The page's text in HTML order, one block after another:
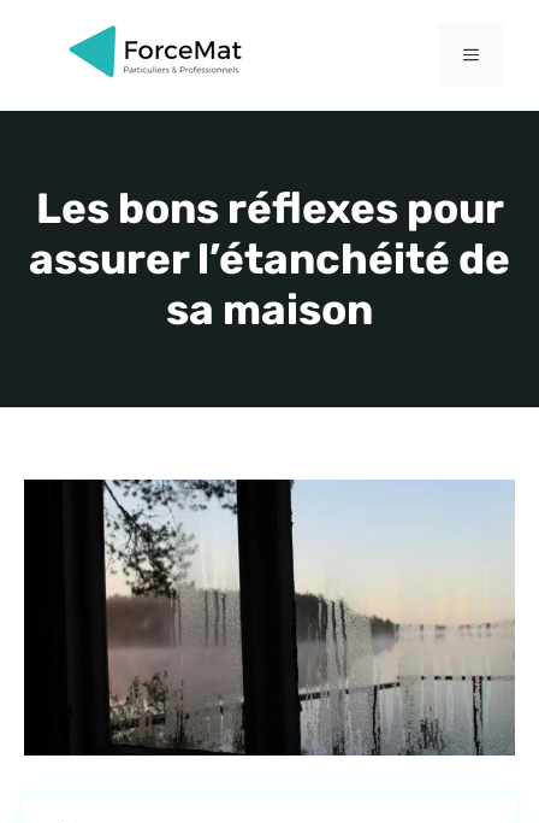
MENU
Les bons réflexes pour
assurer l’étanchéité de
sa maison